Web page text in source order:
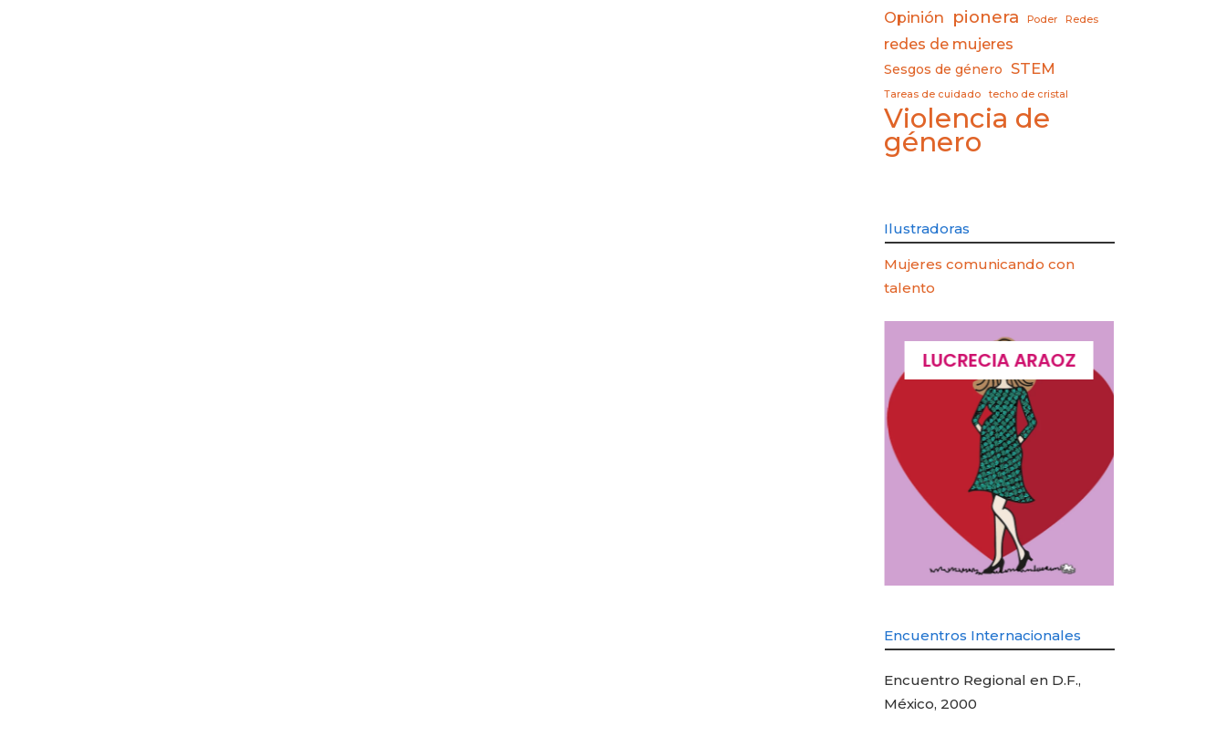
Opinión pionera Poder Redes
redes de mujeres
Sesgos de género STEM
Tareas de cuidado techo de cristal
Violencia de
género
Ilustradoras
Mujeres comunicando con
talento
LUCRECIA ARAOZ
Encuentros Internacionales
Encuentro Regional en D.F.,
México, 2000